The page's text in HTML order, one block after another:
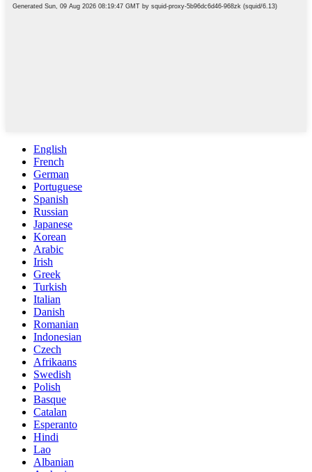
English
French
German
Portuguese
Spanish
Russian
Japanese
Korean
Arabic
Irish
Greek
Turkish
Italian
Danish
Romanian
Indonesian
Czech
Afrikaans
Swedish
Polish
Basque
Catalan
Esperanto
Hindi
Lao
Albanian